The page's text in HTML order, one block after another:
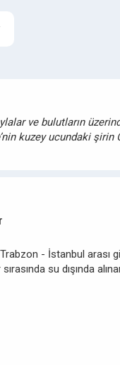
ve bulutların
kuzey ucundaki şirin
- İstanbul arası
su dışında